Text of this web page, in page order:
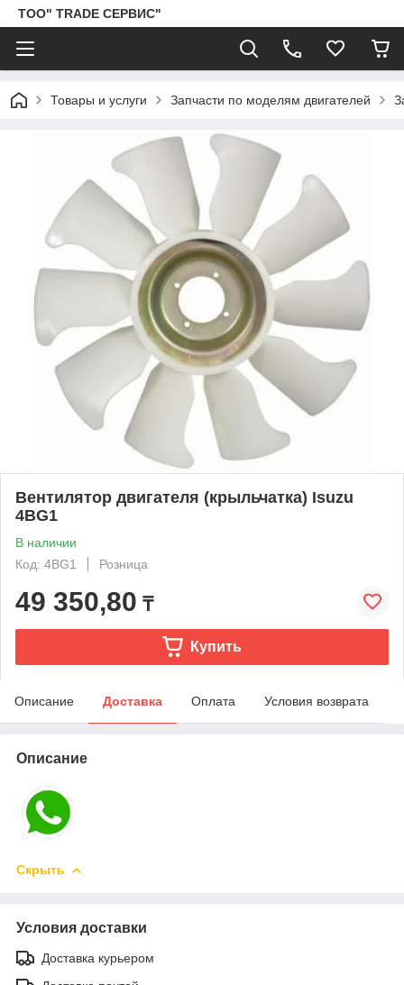
ТОО" TRADE СЕРВИС"
Товары и услуги Запчасти по моделям двигателей
Вентилятор двигателя (крыльчатка) Isuzu
4BG1
В наличии
Код: 4BG1
Розница
49 350,80 ₸
Купить
Описание Доставка Оплата Условия возврата
Описание
Скрыть
Условия доставки
Доставка курьером